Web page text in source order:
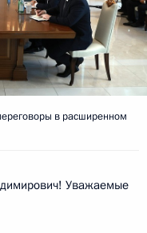
в расширенном
Уважаемые